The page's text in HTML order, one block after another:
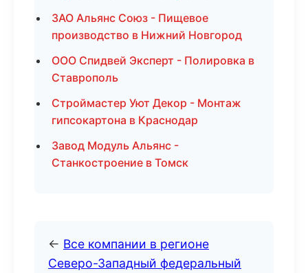
ЗАО Альянс Союз - Пищевое
производство в Нижний Новгород
ООО Спидвей Эксперт - Полировка в
Ставрополь
Строймастер Уют Декор - Монтаж
гипсокартона в Краснодар
Завод Модуль Альянс -
Станкостроение в Томск
← Все компании в регионе
Северо-Западный федеральный